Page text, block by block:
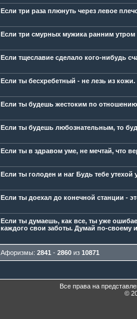
Если три раза плюнуть через левое
Если три смурных мужика ранним утром
Если тщеславие сделало кого-нибудь
Если ты бесхребетный - не лезь из кожи.
Если ты будешь жестоким по
Если ты будешь любознательным, то
Если ты в здравом уме, не мечтай, что
Если ты голоден и наг Будь тебе утехой
Если ты доехал до конечной станции -
Если ты думаешь, как все, ты уже
каждого свои заботы. Думай по-своему
Афоризмы: 2841 - 2860 из 10871
Все права на
©